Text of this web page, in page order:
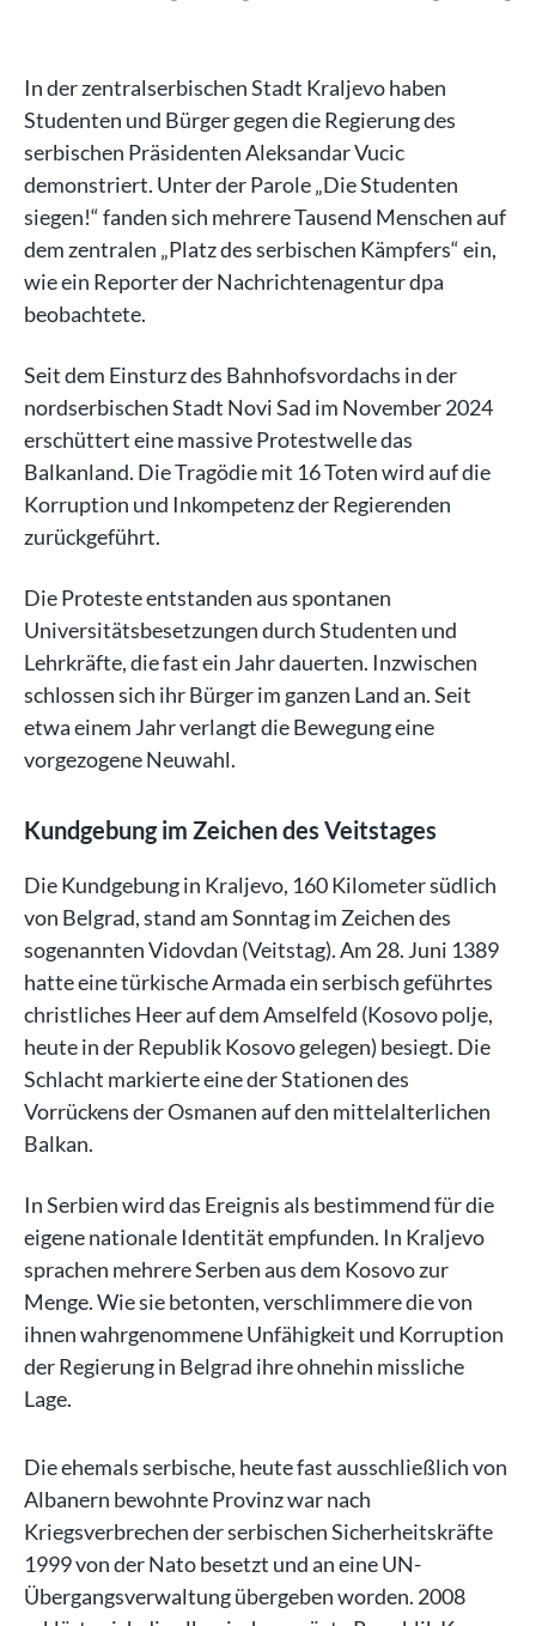
In der zentralserbischen Stadt Kraljevo haben
Studenten und Bürger gegen die Regierung des
serbischen Präsidenten Aleksandar Vucic
demonstriert. Unter der Parole „Die Studenten
siegen!“ fanden sich mehrere Tausend Menschen auf
dem zentralen „Platz des serbischen Kämpfers“ ein,
wie ein Reporter der Nachrichtenagentur dpa
beobachtete.
Seit dem Einsturz des Bahnhofsvordachs in der
nordserbischen Stadt Novi Sad im November 2024
erschüttert eine massive Protestwelle das
Balkanland. Die Tragödie mit 16 Toten wird auf die
Korruption und Inkompetenz der Regierenden
zurückgeführt.
Die Proteste entstanden aus spontanen
Universitätsbesetzungen durch Studenten und
Lehrkräfte, die fast ein Jahr dauerten. Inzwischen
schlossen sich ihr Bürger im ganzen Land an. Seit
etwa einem Jahr verlangt die Bewegung eine
vorgezogene Neuwahl.
Kundgebung im Zeichen des Veitstages
Die Kundgebung in Kraljevo, 160 Kilometer südlich
von Belgrad, stand am Sonntag im Zeichen des
sogenannten Vidovdan (Veitstag). Am 28. Juni 1389
hatte eine türkische Armada ein serbisch geführtes
christliches Heer auf dem Amselfeld (Kosovo polje,
heute in der Republik Kosovo gelegen) besiegt. Die
Schlacht markierte eine der Stationen des
Vorrückens der Osmanen auf den mittelalterlichen
Balkan.
In Serbien wird das Ereignis als bestimmend für die
eigene nationale Identität empfunden. In Kraljevo
sprachen mehrere Serben aus dem Kosovo zur
Menge. Wie sie betonten, verschlimmere die von
ihnen wahrgenommene Unfähigkeit und Korruption
der Regierung in Belgrad ihre ohnehin missliche
Lage.
Die ehemals serbische, heute fast ausschließlich von
Albanern bewohnte Provinz war nach
Kriegsverbrechen der serbischen Sicherheitskräfte
1999 von der Nato besetzt und an eine UN-
Übergangsverwaltung übergeben worden. 2008